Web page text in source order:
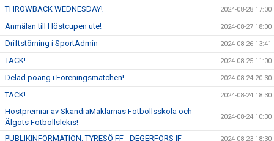
THROWBACK WEDNESDAY! 2024-08-28 17:00
Anmälan till Höstcupen ute! 2024-08-27 18:00
Driftstörning i SportAdmin 2024-08-26 13:41
TACK! 2024-08-25 11:00
Delad poäng i Föreningsmatchen! 2024-08-24 20:30
TACK! 2024-08-24 18:30
Höstpremiär av SkandiaMäklarnas Fotbollsskola och
Älgots Fotbollslekis!
2024-08-24 10:30
PUBLIKINFORMATION: TYRESÖ FF - DEGERFORS IF 2024-08-23 18:30